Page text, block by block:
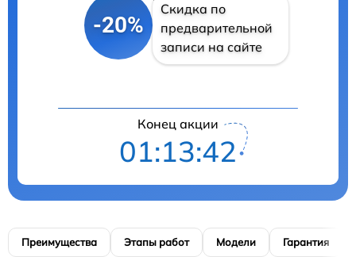
-20%
Скидка по
предварительной
записи на сайте
Конец акции
01:13:41
Преимущества Этапы работ Модели Гарантия